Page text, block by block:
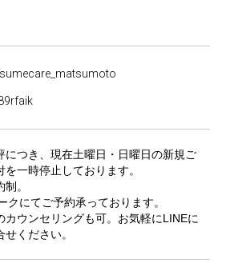
につき、現在土曜日・日曜日の新規ご
を一時停止しております。
。
クにてご予約承っております。
カウンセリングも可。お気軽にLINEに
せください。